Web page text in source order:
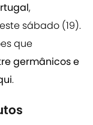
,
sábado (19).
que
germânicos e
.